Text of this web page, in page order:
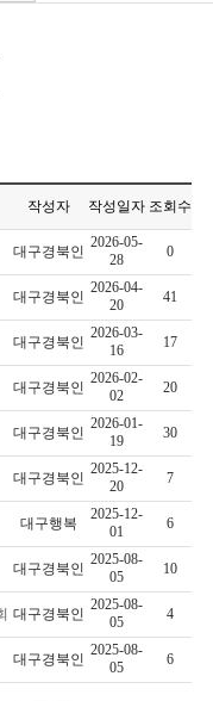
작성자 작성일자 조회수
대구경북인
2026-05-
28
0
대구경북인
2026-04-
20
41
대구경북인
2026-03-
16
17
대구경북인
2026-02-
02
20
대구경북인
2026-01-
19
30
대구경북인
2025-12-
20
7
대구행복
2025-12-
01
6
대구경북인
2025-08-
05
10
대구경북인
2025-08-
05
4
대구경북인
2025-08-
05
6